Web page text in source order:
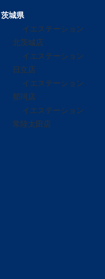
茨城県
イエステーション
北茨城店
イエステーション
日立店
イエステーション
那珂店
イエステーション
常陸太田店